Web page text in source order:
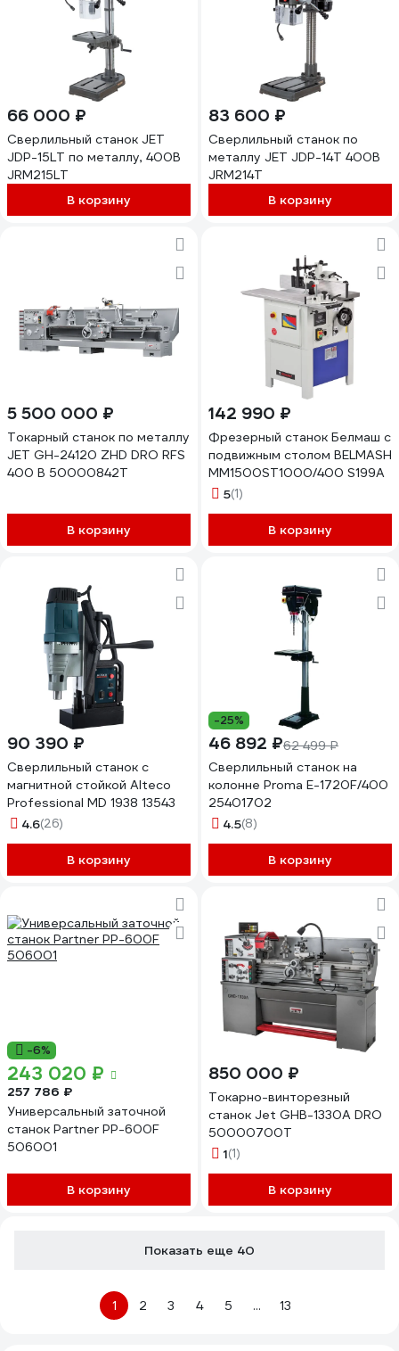
66 000 ₽
Сверлильный станок JET
JDP-15LT по металлу, 400В
JRM215LT
В корзину
83 600 ₽
Сверлильный станок по
металлу JET JDP-14T 400В
JRM214T
В корзину
5 500 000 ₽
Токарный станок по металлу
JET GH-24120 ZHD DRO RFS
400 В 50000842T
В корзину
142 990 ₽
Фрезерный станок Белмаш с
подвижным столом BELMASH
MM1500ST1000/400 S199A
5(1)
В корзину
90 390 ₽
Сверлильный станок с
магнитной стойкой Alteco
Professional MD 1938 13543
4.6(26)
В корзину
-25%
46 892 ₽62 499 ₽
Сверлильный станок на
колонне Proma Е-1720F/400
25401702
4.5(8)
В корзину
-6%
243 020 ₽
257 786 ₽
Универсальный заточной
станок Partner PP-600F
506001
В корзину
850 000 ₽
Токарно-винторезный
станок Jet GHB-1330A DRO
50000700T
1(1)
В корзину
Показать еще 40
1 2 3 4 5 ... 13